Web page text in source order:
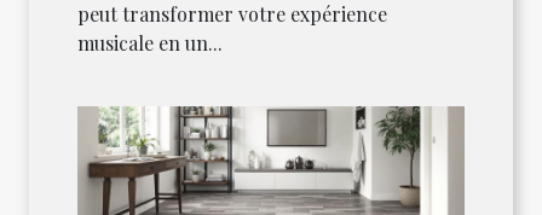
peut transformer votre expérience
musicale en un...